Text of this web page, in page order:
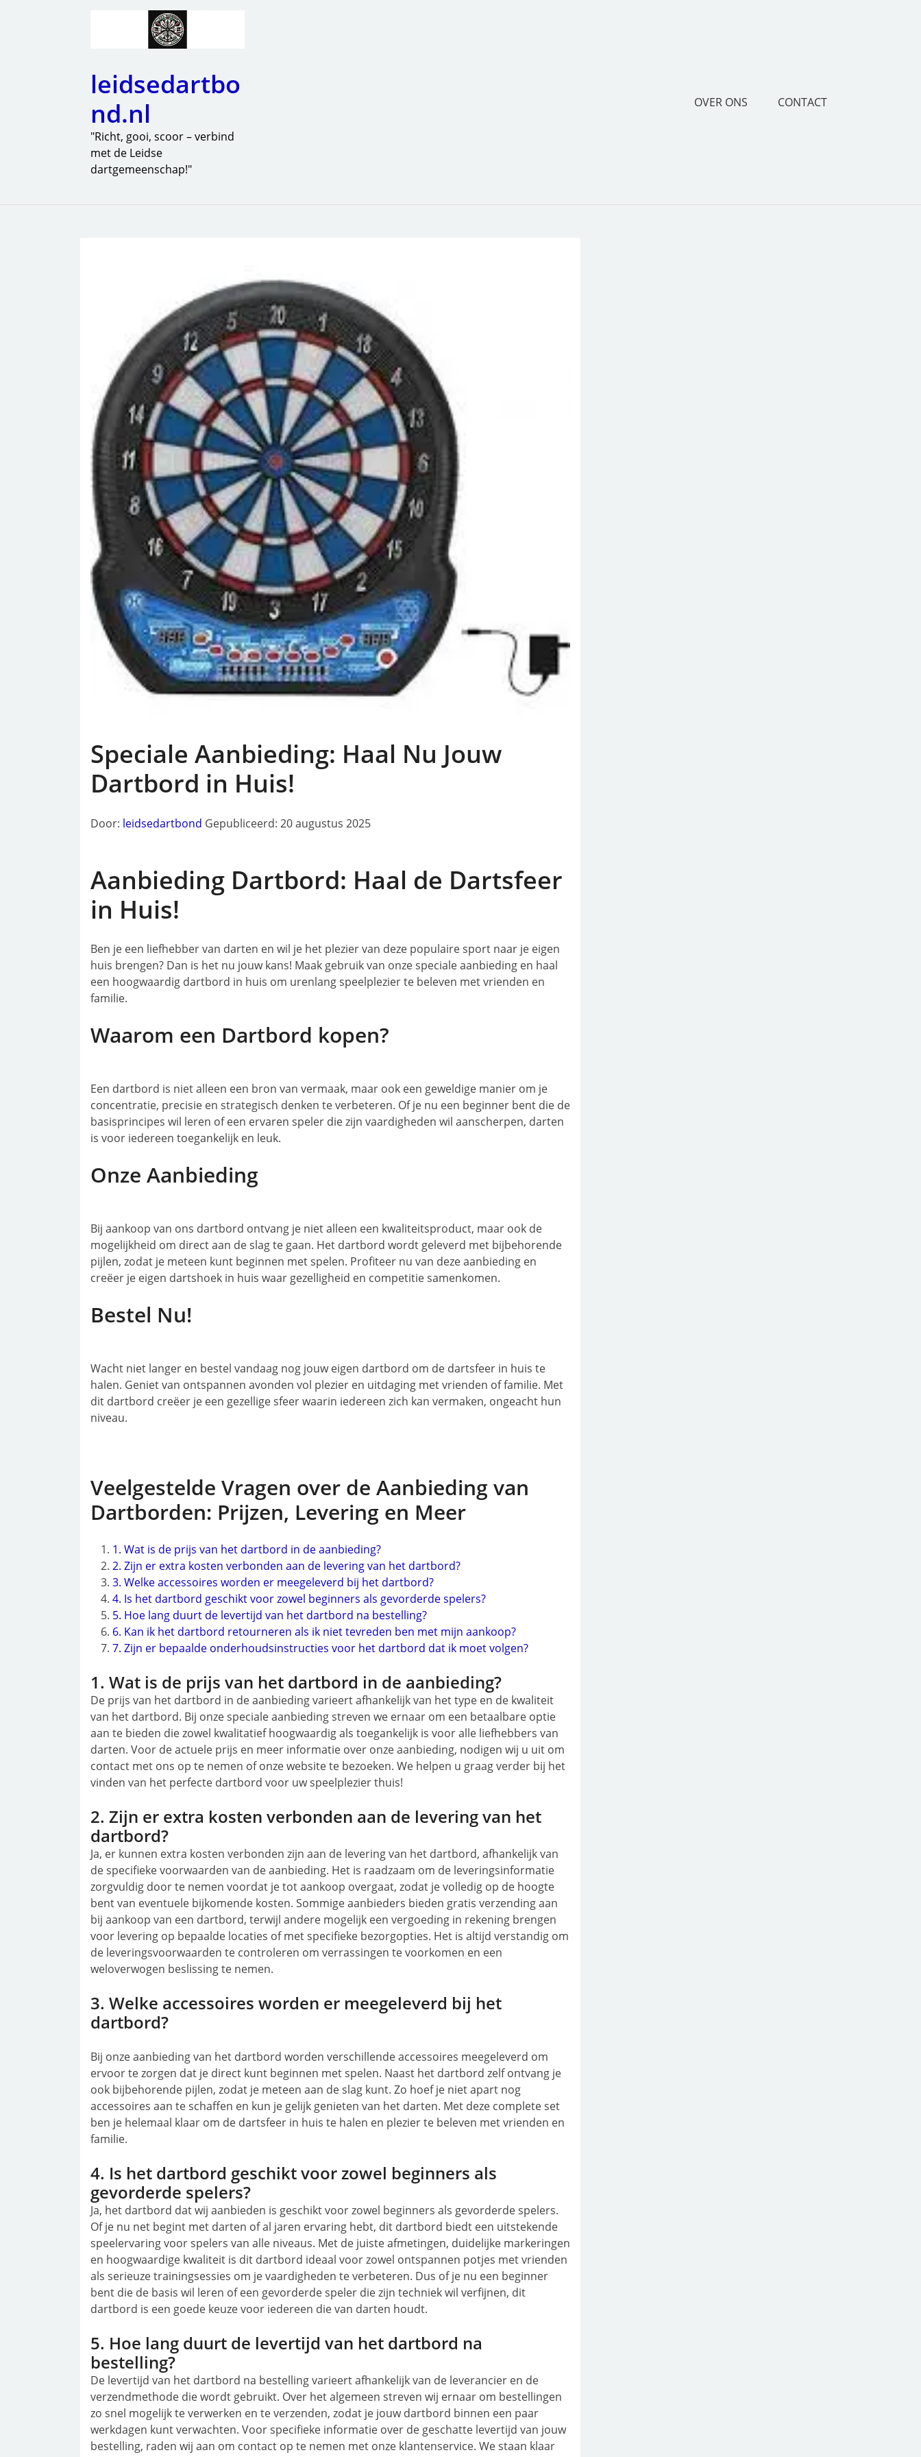
leidsedartbo
nd.nl
"Richt, gooi, scoor – verbind
met de Leidse
dartgemeenschap!"
OVER ONS CONTACT
Speciale Aanbieding: Haal Nu Jouw
Dartbord in Huis!
Door: leidsedartbond Gepubliceerd: 20 augustus 2025
Aanbieding Dartbord: Haal de Dartsfeer
in Huis!
Ben je een liefhebber van darten en wil je het plezier van deze populaire sport naar je eigen
huis brengen? Dan is het nu jouw kans! Maak gebruik van onze speciale aanbieding en haal
een hoogwaardig dartbord in huis om urenlang speelplezier te beleven met vrienden en
familie.
Waarom een Dartbord kopen?
Een dartbord is niet alleen een bron van vermaak, maar ook een geweldige manier om je
concentratie, precisie en strategisch denken te verbeteren. Of je nu een beginner bent die de
basisprincipes wil leren of een ervaren speler die zijn vaardigheden wil aanscherpen, darten
is voor iedereen toegankelijk en leuk.
Onze Aanbieding
Bij aankoop van ons dartbord ontvang je niet alleen een kwaliteitsproduct, maar ook de
mogelijkheid om direct aan de slag te gaan. Het dartbord wordt geleverd met bijbehorende
pijlen, zodat je meteen kunt beginnen met spelen. Profiteer nu van deze aanbieding en
creëer je eigen dartshoek in huis waar gezelligheid en competitie samenkomen.
Bestel Nu!
Wacht niet langer en bestel vandaag nog jouw eigen dartbord om de dartsfeer in huis te
halen. Geniet van ontspannen avonden vol plezier en uitdaging met vrienden of familie. Met
dit dartbord creëer je een gezellige sfeer waarin iedereen zich kan vermaken, ongeacht hun
niveau.
Veelgestelde Vragen over de Aanbieding van
Dartborden: Prijzen, Levering en Meer
1. Wat is de prijs van het dartbord in de aanbieding?
2. Zijn er extra kosten verbonden aan de levering van het dartbord?
3. Welke accessoires worden er meegeleverd bij het dartbord?
4. Is het dartbord geschikt voor zowel beginners als gevorderde spelers?
5. Hoe lang duurt de levertijd van het dartbord na bestelling?
6. Kan ik het dartbord retourneren als ik niet tevreden ben met mijn aankoop?
7. Zijn er bepaalde onderhoudsinstructies voor het dartbord dat ik moet volgen?
1. Wat is de prijs van het dartbord in de aanbieding?
De prijs van het dartbord in de aanbieding varieert afhankelijk van het type en de kwaliteit
van het dartbord. Bij onze speciale aanbieding streven we ernaar om een betaalbare optie
aan te bieden die zowel kwalitatief hoogwaardig als toegankelijk is voor alle liefhebbers van
darten. Voor de actuele prijs en meer informatie over onze aanbieding, nodigen wij u uit om
contact met ons op te nemen of onze website te bezoeken. We helpen u graag verder bij het
vinden van het perfecte dartbord voor uw speelplezier thuis!
2. Zijn er extra kosten verbonden aan de levering van het
dartbord?
Ja, er kunnen extra kosten verbonden zijn aan de levering van het dartbord, afhankelijk van
de specifieke voorwaarden van de aanbieding. Het is raadzaam om de leveringsinformatie
zorgvuldig door te nemen voordat je tot aankoop overgaat, zodat je volledig op de hoogte
bent van eventuele bijkomende kosten. Sommige aanbieders bieden gratis verzending aan
bij aankoop van een dartbord, terwijl andere mogelijk een vergoeding in rekening brengen
voor levering op bepaalde locaties of met specifieke bezorgopties. Het is altijd verstandig om
de leveringsvoorwaarden te controleren om verrassingen te voorkomen en een
weloverwogen beslissing te nemen.
3. Welke accessoires worden er meegeleverd bij het
dartbord?
Bij onze aanbieding van het dartbord worden verschillende accessoires meegeleverd om
ervoor te zorgen dat je direct kunt beginnen met spelen. Naast het dartbord zelf ontvang je
ook bijbehorende pijlen, zodat je meteen aan de slag kunt. Zo hoef je niet apart nog
accessoires aan te schaffen en kun je gelijk genieten van het darten. Met deze complete set
ben je helemaal klaar om de dartsfeer in huis te halen en plezier te beleven met vrienden en
familie.
4. Is het dartbord geschikt voor zowel beginners als
gevorderde spelers?
Ja, het dartbord dat wij aanbieden is geschikt voor zowel beginners als gevorderde spelers.
Of je nu net begint met darten of al jaren ervaring hebt, dit dartbord biedt een uitstekende
speelervaring voor spelers van alle niveaus. Met de juiste afmetingen, duidelijke markeringen
en hoogwaardige kwaliteit is dit dartbord ideaal voor zowel ontspannen potjes met vrienden
als serieuze trainingsessies om je vaardigheden te verbeteren. Dus of je nu een beginner
bent die de basis wil leren of een gevorderde speler die zijn techniek wil verfijnen, dit
dartbord is een goede keuze voor iedereen die van darten houdt.
5. Hoe lang duurt de levertijd van het dartbord na
bestelling?
De levertijd van het dartbord na bestelling varieert afhankelijk van de leverancier en de
verzendmethode die wordt gebruikt. Over het algemeen streven wij ernaar om bestellingen
zo snel mogelijk te verwerken en te verzenden, zodat je jouw dartbord binnen een paar
werkdagen kunt verwachten. Voor specifieke informatie over de geschatte levertijd van jouw
bestelling, raden wij aan om contact op te nemen met onze klantenservice. We staan klaar